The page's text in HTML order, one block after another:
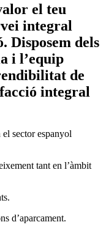
el teu
integral
Disposem dels
i l’equip
de
integral
sector espanyol
tant en l’àmbit
d’aparcament.